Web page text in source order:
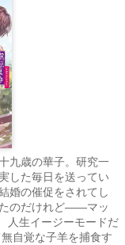
九歳の華子。研究一
した毎日を送ってい
婚の催促をされてし
たのだけれど――マッ
人生イージーモードだ
自覚な子羊を捕食す